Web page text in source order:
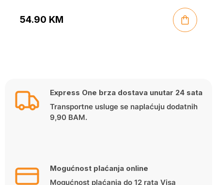
54.90 KM
Express One brza dostava unutar 24 sata
Transportne usluge se naplaćuju dodatnih
9,90 BAM.
Mogućnost plaćanja online
Mogućnost plaćanja do 12 rata Visa